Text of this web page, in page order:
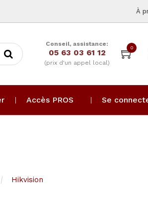
À
Conseil, assistance:
05 63 03 61 12
(prix d'un appel local)
0
Accès PROS Se
Hikvision